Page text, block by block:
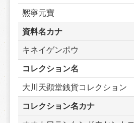
熈寧元寶
資料名カナ
キネイゲンポウ
コレクション名
大川天顕堂銭貨コレクション
コレクション名カナ